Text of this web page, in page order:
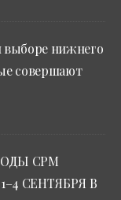
выборе нижнего
совершают
CPM
СЕНТЯБРЯ В